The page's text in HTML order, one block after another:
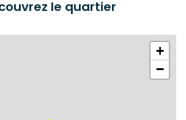
le quartier
+
−